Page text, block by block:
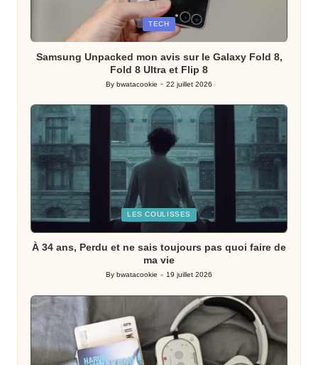
TECH
Samsung Unpacked mon avis sur le Galaxy Fold 8,
Fold 8 Ultra et Flip 8
Posted
By bwatacookie 22 juillet 2026
LES COULISSES
À 34 ans, Perdu et ne sais toujours pas quoi faire de
ma vie
Posted
By bwatacookie 19 juillet 2026